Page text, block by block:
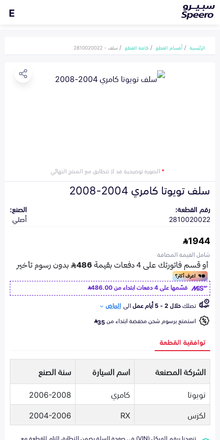
E
الرئيسية أقسام القطع كافة القطع سلف - 2810020022
*الصورة توضيحية قد لا تتطابق مع المنتج النهائي
سلف تويوتا كامري 2004-2008
رقم القطعة:
2810020022
الصنع:
أصلي
1944
شامل القيمة المضافة
قسّمها على 4 دفعات ابتداء من
486.00
تصلكخلال 2 - 5 أيام عمل الى الرياض
استمتع برسوم شحن مخفضة ابتداء من35
توافقية القطعة
الشركة المصنعة اسم السيارة
سنة الصنع
تويوتا
كامري
2006-2008
لكزس
RX
2004-2006
تزويدنا برقم الهيكل (VIN) في صفحة السلة يضمن التطابق التام للقطعة مع